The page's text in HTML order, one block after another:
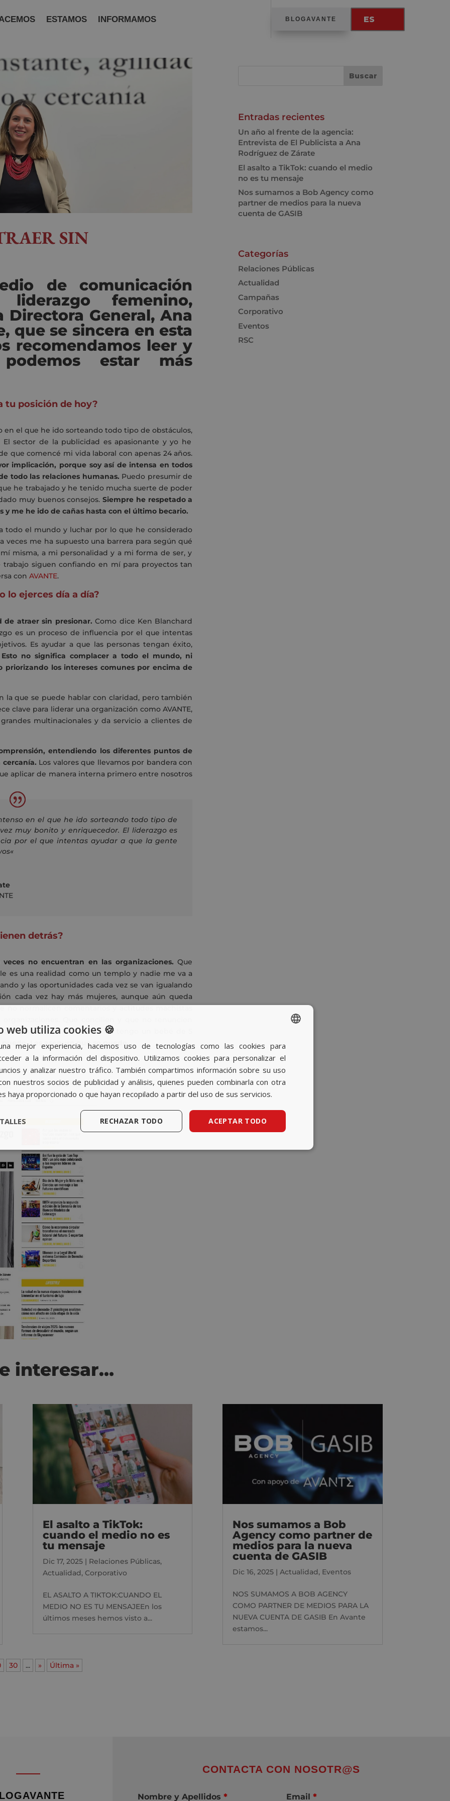
ESTAMOS INFORMAMOS BLOGAVANTE ES
SIN
de comunicación
femenino,
Directora General, Ana
que se sincera en esta
recomendamos leer y
estar más
tu posición de hoy?
en el que he ido sorteando todo tipo de obstáculos,
sector de la publicidad es apasionante y yo he
que comencé mi vida laboral con apenas 24 años.
implicación, porque soy así de intensa en todos
todo las relaciones humanas. Puedo presumir de
he trabajado y he tenido mucha suerte de poder
muy buenos consejos.Siempre he respetado a
y me he ido de cañas hastacon el último becario.
el mundo y luchar por lo que he considerado
me ha supuesto una barrera para según qué
í misma, a mi personalidad y a mi forma de ser, y
trabajo siguen confiando en mípara proyectos tan
conAVANTE.
lo ejerces día a día?
de atraer sin presionar. Como dice Ken Blanchard
es un proceso de influencia por el que intentas
Es ayudar a que las personas tengan éxito,
Esto no significa complacer a todo el mundo, ni
los intereses comunes por encima de
la que se puede hablar con claridad, pero también
clave para liderar una organización como AVANTE,
multinacionales y da servicio a clientes de
entendiendo los diferentes puntos de
cercanía. Los valores que llevamos por bandera con
aplicar de manera interna primero entre nosotros
en el que he ido sorteando todo tipo de
muy bonito y enriquecedor. El liderazgo es
por el que intentas ayudar a que la gente
«
detrás?
no encuentran en las organizaciones. Que
es una realidad como un templo y nadie me va a
y las oportunidades cada vez se van igualando
cada vez hay más mujeres, aunque aún queda
no normalicencomentarios y actitudes machistas
Que concilien y que no renuncien
la familia es lo primero. Yo tengo un bebé de 5
puede. Les aseguro que se puede.
Entradas recientes
Un año al frente de la agencia:
Entrevista de El Publicista a Ana
Rodríguez de Zárate
El asalto a TikTok: cuando el medio
no es tu mensaje
Nos sumamos a Bob Agency como
partner de medios para la nueva
cuenta de GASIB
Categorías
Relaciones Públicas
Actualidad
Campañas
Corporativo
Eventos
RSC
interesar…
El asalto a TikTok:
cuando el medio no es
tu mensaje
Dic 17, 2025| Relaciones Públicas,
Actualidad, Corporativo
EL ASALTO A TIKTOK:CUANDO EL
MEDIO NO ES TU MENSAJEEn los
últimos meses hemos visto a...
Nos sumamos a Bob
Agency como partner de
medios para la nueva
cuenta de GASIB
Dic 16, 2025| Actualidad, Eventos
NOS SUMAMOS A BOB AGENCY
COMO PARTNER DE MEDIOS PARA LA
NUEVA CUENTA DE GASIB En Avante
estamos...
30 ... » Última »
CONTACTA CON NOSOTR@S
Nombre y Apellidos * Email *
SPANISH
BASQUE
CATALAN
ENGLISH
web utiliza cookies 🍪
mejor experiencia, hacemos uso de tecnologías como las cookies para
a la información del dispositivo. Utilizamos cookies para personalizar el
y analizar nuestro tráfico. También compartimos información sobre su uso
nuestros socios de publicidad y análisis, quienes pueden combinarla con otra
haya proporcionado o que hayan recopilado a partir del uso de sus servicios.
ACEPTAR TODO
RECHAZAR TODO